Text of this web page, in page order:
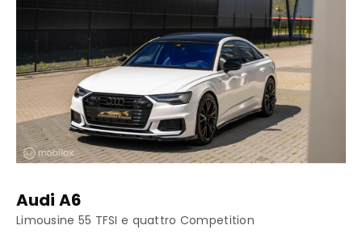
Audi A6
Limousine 55 TFSI e quattro Competition